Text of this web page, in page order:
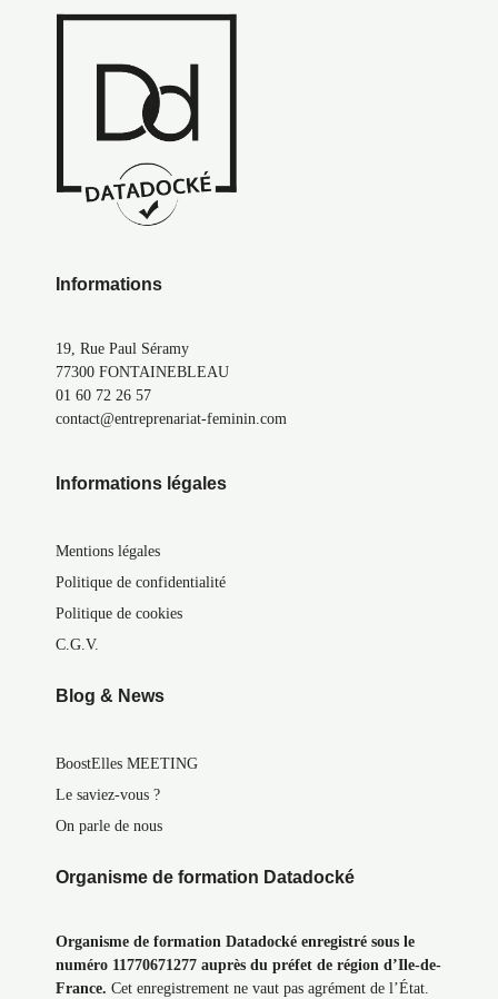
Informations
19, Rue Paul Séramy
77300 FONTAINEBLEAU
01 60 72 26 57
contact@entreprenariat-feminin.com
Informations légales
Mentions légales
Politique de confidentialité
Politique de cookies
C.G.V.
Blog & News
BoostElles MEETING
Le saviez-vous ?
On parle de nous
Organisme de formation Datadocké
Organisme de formation Datadocké enregistré sous le
numéro 11770671277 auprès du préfet de région d’Ile-de-
France. Cet enregistrement ne vaut pas agrément de l’État.